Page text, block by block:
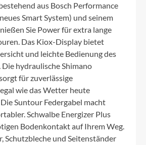
aus Bosch Performance
Smart System) und seinem
Sie Power für extra lange
Das Kiox-Display bietet
und leichte Bedienung des
hydraulische Shimano
für zuverlässige
wie das Wetter heute
Suntour Federgabel macht
Schwalbe Energizer Plus
Bodenkontakt auf Ihrem Weg.
Schutzbleche und Seitenständer